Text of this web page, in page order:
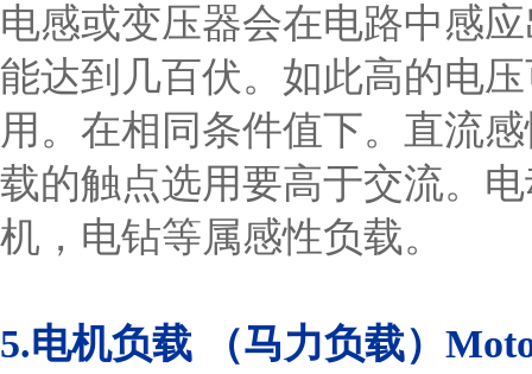
电感或变压器会在电路中感
能达到几百伏。如此高的电
用。在相同条件值下。直流
载的触点选用要高于交流。
机，电钻等属感性负载。
5.电机负载 （马力负载）